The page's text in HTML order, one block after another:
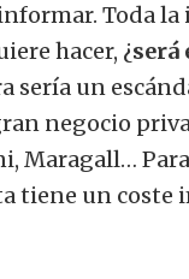
Toda
hacer, ¿será
sería un
negocio
Maragall…
tiene un